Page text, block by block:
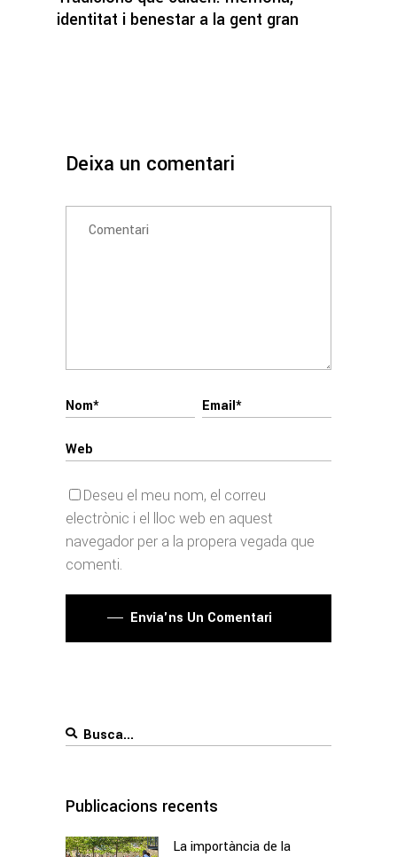
identitat i benestar a la gent gran
Deixa un comentari
Deseu el meu nom, el correu
electrònic i el lloc web en aquest
navegador per a la propera vegada que
comenti.
Envia'ns Un Comentari
Search
Publicacions recents
La importància de la